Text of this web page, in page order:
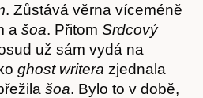
. Zůstává věrna víceméně
a šoa. Přitom Srdcový
už sám vydá na
ghost writera zjednala
šoa. Bylo to v době,